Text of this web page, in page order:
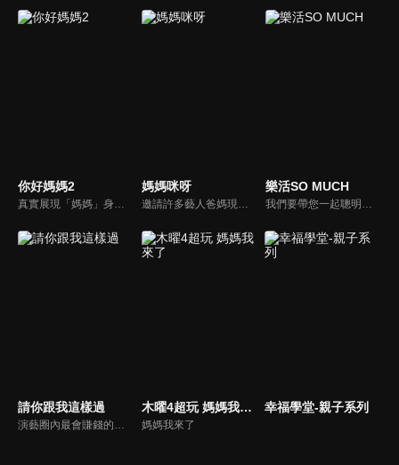
你好媽媽2
真實展現「媽媽」身份的更多社會觸角，探討對「媽媽」概念的時代定義，探訪更多的當代媽媽。每期走進嘉賓生活，探討母親在家庭中、在自己生命中的位置。
媽媽咪呀
邀請許多藝人爸媽現身說法，與相關專家顧問共同討論分享，以談話的方式進行，對一人爸媽和名人家庭教育有興趣的朋友一定不能錯過。
樂活SO MUCH
我們要帶您一起聰明快樂過生活！由聰明生活家張雅芳主持的健康休閒資訊類節目，主題式介紹探討各種飲食、保健、醫學、休閒、民生、環保等，各種國人關心的樂活新訊，讓觀眾朋友一同感受快樂、用心過生活，其實就是那麼的簡單。
請你跟我這樣過
演藝圈內最會賺錢的侯昌明，以親身經歷教你理財；採訪經歷豐沛的黃文華，把所見所聞通通報你哉。不論是理財知識、兩性問題、生活資訊，完全貼近市井小民的所需所求，保證讓你生活過更好！
木曜4超玩 媽媽我來了
媽媽我來了
幸福學堂-親子系列